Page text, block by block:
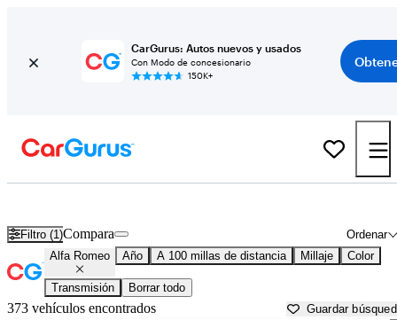
CarGurus: Autos nuevos y usados
Con Modo de concesionario
150K+
Filtro (1) Ordenar
Compara
Alfa Romeo Año A 100 millas de distancia Millaje Color
Transmisión Borrar todo
373 vehículos encontrados Guardar